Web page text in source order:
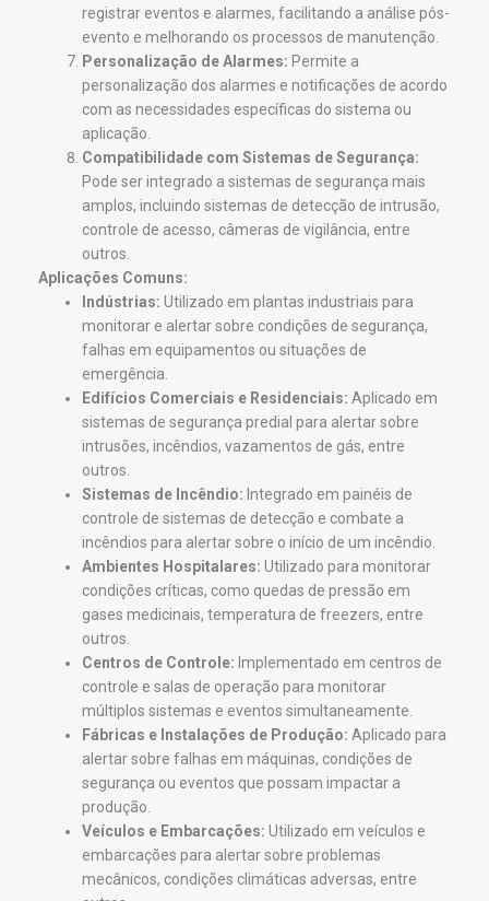
registrar eventos e alarmes, facilitando a análise pós-
evento e melhorando os processos de manutenção.
Personalização de Alarmes: Permite a
personalização dos alarmes e notificações de acordo
com as necessidades específicas do sistema ou
aplicação.
Compatibilidade com Sistemas de Segurança:
Pode ser integrado a sistemas de segurança mais
amplos, incluindo sistemas de detecção de intrusão,
controle de acesso, câmeras de vigilância, entre
outros.
Aplicações Comuns:
Indústrias: Utilizado em plantas industriais para
monitorar e alertar sobre condições de segurança,
falhas em equipamentos ou situações de
emergência.
Edifícios Comerciais e Residenciais: Aplicado em
sistemas de segurança predial para alertar sobre
intrusões, incêndios, vazamentos de gás, entre
outros.
Sistemas de Incêndio: Integrado em painéis de
controle de sistemas de detecção e combate a
incêndios para alertar sobre o início de um incêndio.
Ambientes Hospitalares: Utilizado para monitorar
condições críticas, como quedas de pressão em
gases medicinais, temperatura de freezers, entre
outros.
Centros de Controle: Implementado em centros de
controle e salas de operação para monitorar
múltiplos sistemas e eventos simultaneamente.
Fábricas e Instalações de Produção: Aplicado para
alertar sobre falhas em máquinas, condições de
segurança ou eventos que possam impactar a
produção.
Veículos e Embarcações: Utilizado em veículos e
embarcações para alertar sobre problemas
mecânicos, condições climáticas adversas, entre